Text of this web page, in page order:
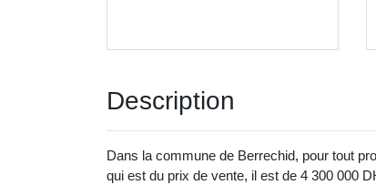
Description
Dans la commune de Berrechid, pour tout
qui est du prix de vente, il est de 4 300 000